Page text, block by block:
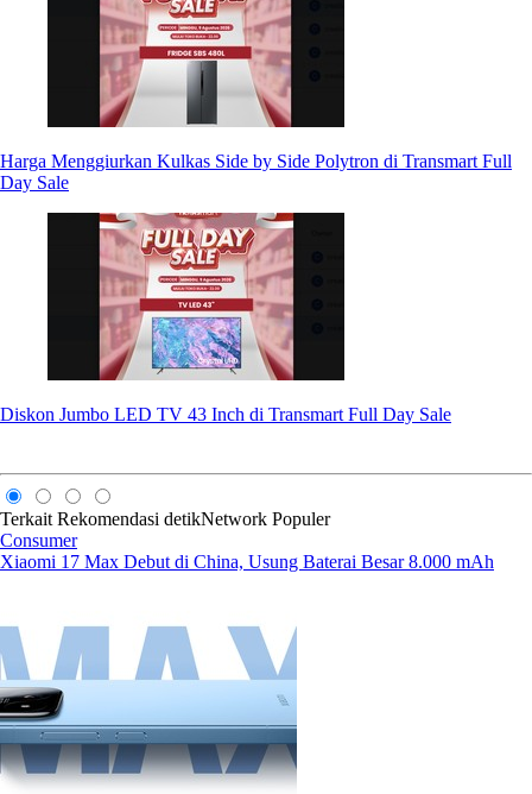
Harga Menggiurkan Kulkas Side by Side Polytron di Transmart Full
Day Sale
Diskon Jumbo LED TV 43 Inch di Transmart Full Day Sale
Terkait Rekomendasi detikNetwork Populer
Consumer
Xiaomi 17 Max Debut di China, Usung Baterai Besar 8.000 mAh